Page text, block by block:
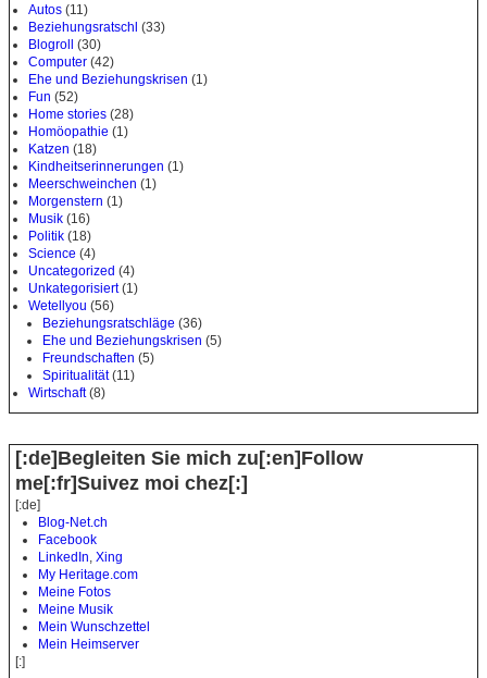
Autos (11)
Beziehungsratschl (33)
Blogroll (30)
Computer (42)
Ehe und Beziehungskrisen (1)
Fun (52)
Home stories (28)
Homöopathie (1)
Katzen (18)
Kindheitserinnerungen (1)
Meerschweinchen (1)
Morgenstern (1)
Musik (16)
Politik (18)
Science (4)
Uncategorized (4)
Unkategorisiert(1)
Wetellyou (56)
Beziehungsratschläge (36)
Ehe und Beziehungskrisen (5)
Freundschaften (5)
Spiritualität(11)
Wirtschaft(8)
[:de]Begleiten Sie mich zu[:en]Follow
me[:fr]Suivez moi chez[:]
[:de]
Blog-Net.ch
Facebook
LinkedIn,Xing
My Heritage.com
Meine Fotos
Meine Musik
Mein Wunschzettel
Mein Heimserver
[:]